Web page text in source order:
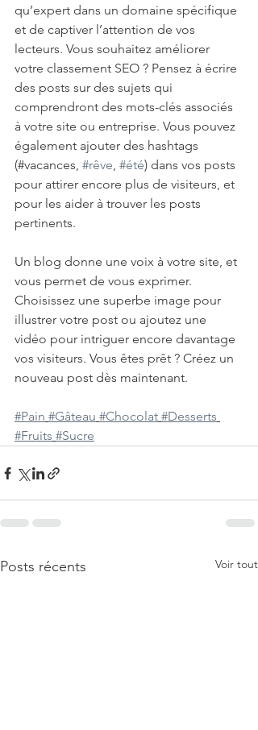
qu’expert dans un domaine spécifique
et de captiver l’attention de vos
lecteurs. Vous souhaitez améliorer
votre classement SEO ? Pensez à écrire
des posts sur des sujets qui
comprendront des mots-clés associés
à votre site ou entreprise. Vous pouvez
également ajouter des hashtags
(#vacances, #rêve, #été) dans vos posts
pour attirer encore plus de visiteurs, et
pour les aider à trouver les posts
pertinents.
Un blog donne une voix à votre site, et
vous permet de vous exprimer.
Choisissez une superbe image pour
illustrer votre post ou ajoutez une
vidéo pour intriguer encore davantage
vos visiteurs. Vous êtes prêt ? Créez un
nouveau post dès maintenant.
#Pain #Gâteau #Chocolat #Desserts
#Fruits #Sucre
Posts récents Voir tout